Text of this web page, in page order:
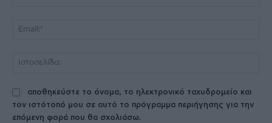
αποθηκεύστε το όνομα, το ηλεκτρονικό ταχυδρομείο και
τον ιστότοπό μου σε αυτό το πρόγραμμα περιήγησης για την
επόμενη φορά που θα σχολιάσω.